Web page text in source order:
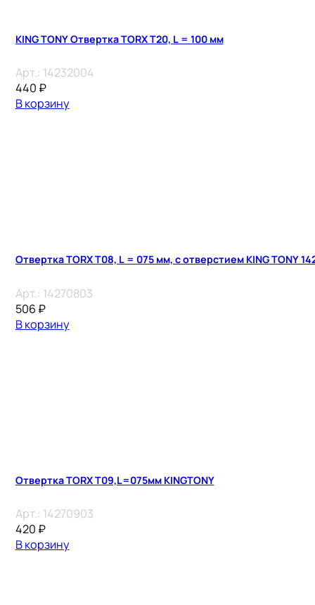
KING TONY Отвертка TORX Т20, L = 100 мм
Арт.: 14232004
440 ₽
В корзину
Отвертка TORX Т08, L = 075 мм, с отверстием KING TONY
Арт.: 14270803
506 ₽
В корзину
Отвертка TORX T09,L=075мм KINGTONY
Арт.: 14270903
420 ₽
В корзину